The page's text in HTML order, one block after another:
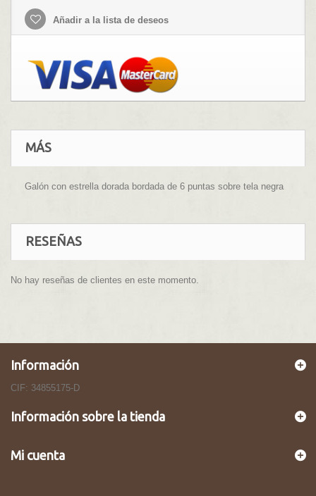
Añadir a la lista de deseos
MÁS
Galón con estrella dorada bordada de 6 puntas sobre tela negra
RESEÑAS
No hay reseñas de clientes en este momento.
Información
CIF: 34855175-D
Información sobre la tienda
Mi cuenta